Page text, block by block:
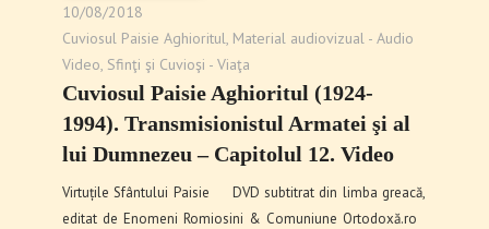
10/08/2018
Cuviosul Paisie Aghioritul, Material audiovizual - Audio
Video, Sfinţi şi Cuvioşi - Viaţa
Cuviosul Paisie Aghioritul (1924-
1994). Transmisionistul Armatei şi al
lui Dumnezeu – Capitolul 12. Video
Virtuțile Sfântului Paisie DVD subtitrat din limba greacă,
editat de Enomeni Romiosini & Comuniune Ortodoxă.ro